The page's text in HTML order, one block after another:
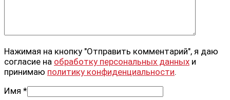
Нажимая на кнопку "Отправить комментарий", я даю
согласие на обработку персональных данных и
принимаю политику конфиденциальности.
Имя *